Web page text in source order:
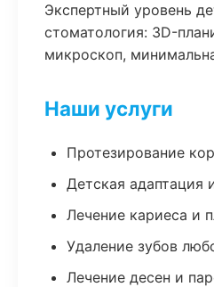
Экспертный уровень
стоматология: 3D-
микроскоп,
Наши услуги
Протезирование
Детская адаптация
Лечение кариеса и
Удаление зубов
Лечение десен и